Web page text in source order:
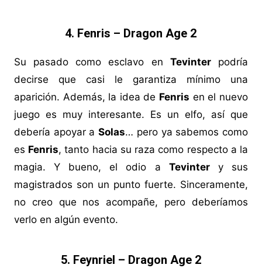
4. Fenris – Dragon Age 2
Su pasado como esclavo en Tevinterpodría
decirse que casi le garantiza mínimo una
aparición. Además, la idea de Fenris en el nuevo
juego es muy interesante. Es un elfo, así que
debería apoyar aSolas… pero ya sabemos como
es Fenris, tanto hacia su raza como respecto a la
magia. Y bueno, el odio a Tevintery sus
magistrados son un punto fuerte. Sinceramente,
no creo que nos acompañe, pero deberíamos
verlo en algún evento.
5. Feynriel – Dragon Age 2